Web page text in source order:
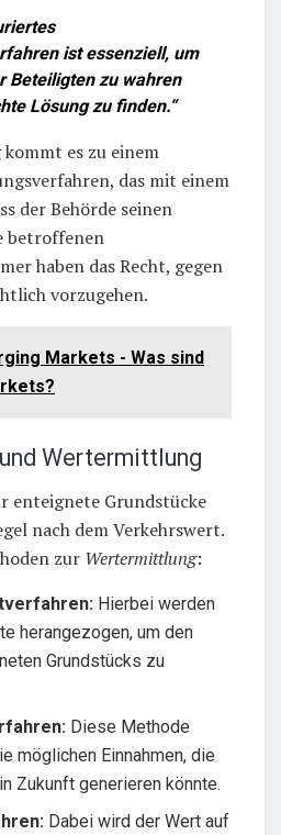
ist essenziell, um
Beteiligten zu wahren
Lösung zu finden.“
es zu einem
das mit einem
der Behörde seinen
betroffenen
haben das Recht, gegen
vorzugehen.
Markets - Was sind
Wertermittlung
enteignete Grundstücke
nach dem Verkehrswert.
zur Wertermittlung:
Hierbei werden
herangezogen, um den
Grundstücks zu
Diese Methode
möglichen Einnahmen, die
Zukunft generieren könnte.
Dabei wird der Wert auf